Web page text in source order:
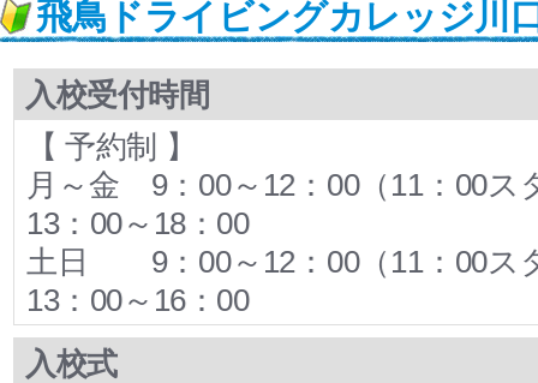
飛鳥ドライビングカレッジ川
入校受付時間
【 予約制 】
月～金 9：00～12：00（11：00
13：00～18：00
土日 9：00～12：00（11：00
13：00～16：00
入校式